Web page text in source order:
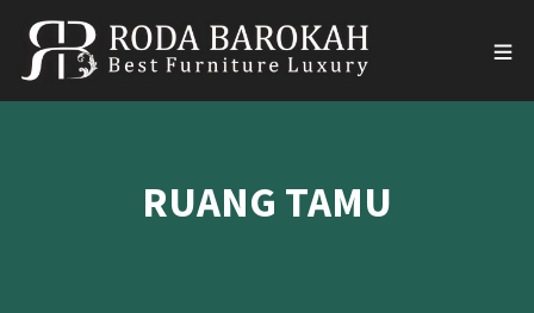
RUANG TAMU